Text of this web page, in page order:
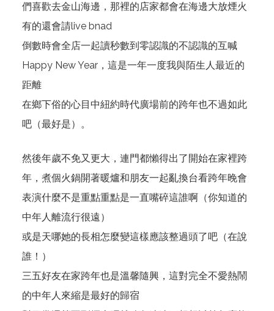
們喜歡去金山海邊，那裡的店家都會在海邊大放煙火
有的還會請live bnad
倒數時會全店一起讀秒數到零認識的不認識的互喊
Happy New Year，這是一年一度我與陌生人最近的
距離
在鄉下俗的心目中紐約時代廣場前的跨年也不過如此
吧（最好是）。
然後年歲不免又更大，連門都懶得出了開始在家裡跨
年，煮個火鍋開著暖爐和朋友一起亂換台看跨年晚會
表演什麼不是重點重點是一直嘴碎這誰啊（你知道的
中年人離流行很遠）
或是天哪她的長相怎麼變這樣應該整過頭了吧（在說
誰！）
三五好友在家跨年也是溫馨隨興，這對完全不愛熱鬧
的中年人來縮是最好的歸宿